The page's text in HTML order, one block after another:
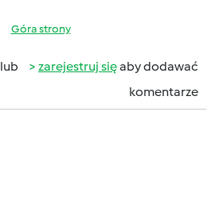
Góra strony
lub zarejestruj sięaby dodawać
komentarze